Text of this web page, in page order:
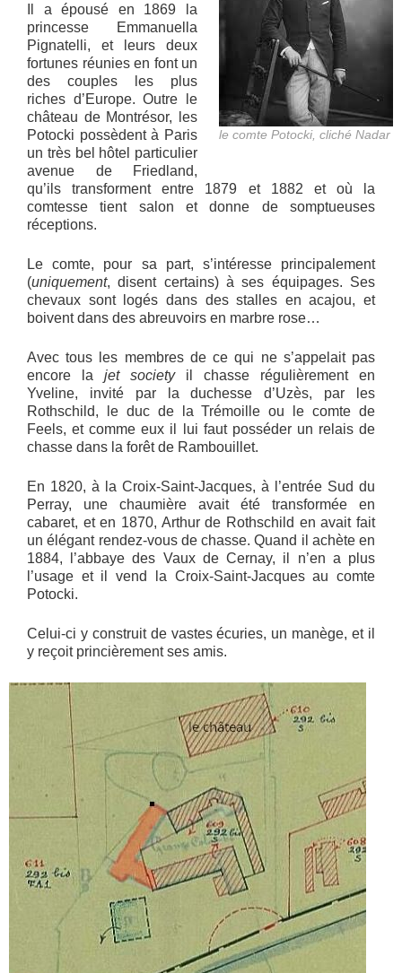
le comte Potocki, cliché Nadar
Il a épousé en 1869 la
princesse Emmanuella
Pignatelli, et leurs deux
fortunes réunies en font un
des couples les plus
riches d’Europe. Outre le
château de Montrésor, les
Potocki possèdent à Paris
un très bel hôtel particulier
avenue de Friedland,
qu’ils transforment entre 1879 et 1882 et où la
comtesse tient salon et donne de somptueuses
réceptions.
Le comte, pour sa part, s’intéresse principalement
(uniquement, disent certains) à ses équipages. Ses
chevaux sont logés dans des stalles en acajou, et
boivent dans des abreuvoirs en marbre rose…
Avec tous les membres de ce qui ne s’appelait pas
encore la jet society il chasse régulièrement en
Yveline, invité par la duchesse d’Uzès, par les
Rothschild, le duc de la Trémoille ou le comte de
Feels, et comme eux il lui faut posséder un relais de
chasse dans la forêt de Rambouillet.
En 1820, à la Croix-Saint-Jacques, à l’entrée Sud du
Perray, une chaumière avait été transformée en
cabaret, et en 1870, Arthur de Rothschild en avait fait
un élégant rendez-vous de chasse. Quand il achète en
1884, l’abbaye des Vaux de Cernay, il n’en a plus
l’usage et il vend la Croix-Saint-Jacques au comte
Potocki.
Celui-ci y construit de vastes écuries, un manège, et il
y reçoit princièrement ses amis.